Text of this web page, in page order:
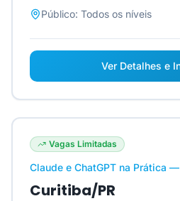
Público: Todos os níveis
Ver Detalhes e
Vagas Limitadas
Claude e ChatGPT na Prática
Curitiba/PR